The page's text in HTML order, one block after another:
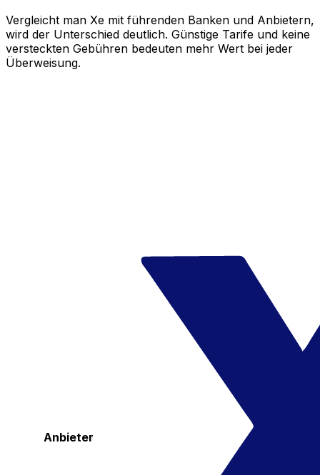
Vergleicht man Xe mit führenden Banken und Anbietern,
wird der Unterschied deutlich. Günstige Tarife und keine
versteckten Gebühren bedeuten mehr Wert bei jeder
Überweisung.
Anbieter